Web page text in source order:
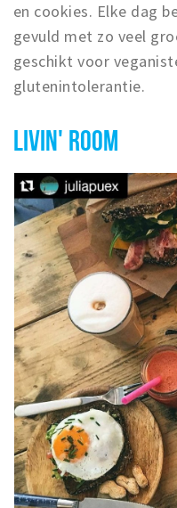
en cookies. Elke dag
gevuld met zo veel
geschikt voor
glutenintolerantie.
LIVIN' ROOM